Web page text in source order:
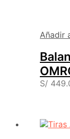
Añadir
S/